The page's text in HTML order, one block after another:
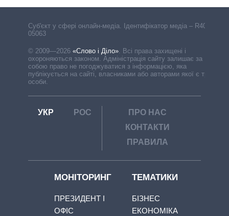
Cуб'єкт у сфері онлайн-медіа. Ідентифікатор медіа – R40-
05063
© 2009—2026 «Слово і Діло». Всі права захищені і
охороняються законом. Адміністрація сайту залишає за
собою право не погоджуватися з інформацією, яка
публікується на сайті, власниками або авторами якої є треті
особи.
УКР РОС
ПРО НАС
КОНТАКТИ
ПРАВИЛА
МОНІТОРИНГ
ПРЕЗИДЕНТ І
ОФІС
ТЕМАТИКИ
БІЗНЕС
ЕКОНОМІКА